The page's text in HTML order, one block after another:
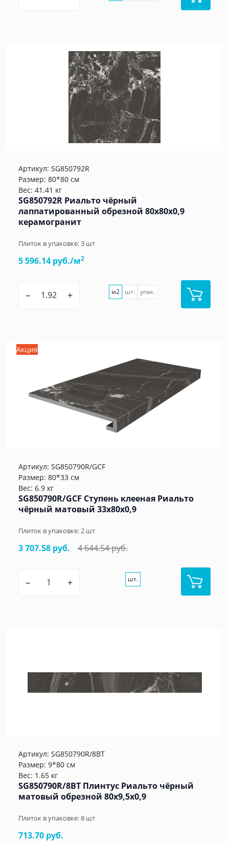
Артикул: SG850792R
Размер: 80*80 см
Вес: 41.41 кг
SG850792R Риальто чёрный
лаппатированный обрезной 80x80x0,9
керамогранит
Плиток в упаковке:3 шт
5 596.14 руб./м2
– + м2 шт. упак.
Акция
Артикул: SG850790R/GCF
Размер: 80*33 см
Вес: 6.9 кг
SG850790R/GCF Ступень клееная Риальто
чёрный матовый 33x80x0,9
Плиток в упаковке:2 шт
3 707.58 руб. 4 644.54 руб.
– + шт.
Артикул: SG850790R/8BT
Размер: 9*80 см
Вес: 1.65 кг
SG850790R/8BT Плинтус Риальто чёрный
матовый обрезной 80x9,5x0,9
Плиток в упаковке:8 шт
713.70 руб.